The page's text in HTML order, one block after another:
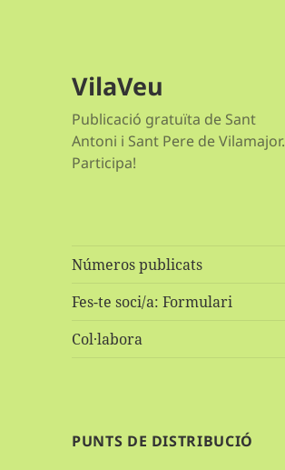
VilaVeu
Publicació gratuïta de Sant
Antoni i Sant Pere de Vilamajor.
Participa!
Números publicats
Fes-te soci/a: Formulari
Col·labora
PUNTS DE DISTRIBUCIÓ